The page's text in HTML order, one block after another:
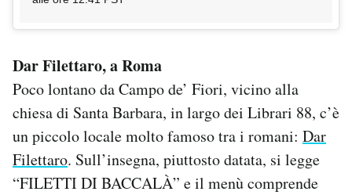
Dar Filettaro, a Roma
Poco lontano da Campo de’ Fiori, vicino alla
chiesa di Santa Barbara, in largo dei Librari 88, c’è
un piccolo locale molto famoso tra i romani: Dar
Filettaro. Sull’insegna, piuttosto datata, si legge
“FILETTI DI BACCALÀ” e il menù comprende